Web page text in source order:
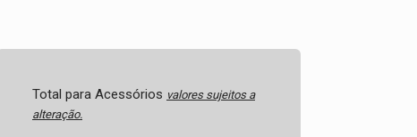
Total para Acessórios valores sujeitos a
alteração.